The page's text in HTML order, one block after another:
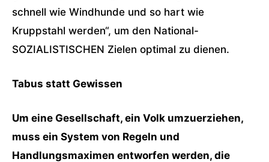
schnell wie Windhunde und so hart wie
Kruppstahl werden“, um den National-
SOZIALISTISCHEN Zielen optimal zu dienen.
Tabus statt Gewissen
Um eine Gesellschaft, ein Volk umzuerziehen,
muss ein System von Regeln und
Handlungsmaximen entworfen werden, die